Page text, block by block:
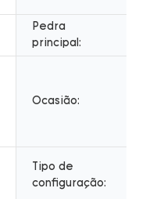
Pedra
principal:
Ocasião:
Tipo de
configuração: